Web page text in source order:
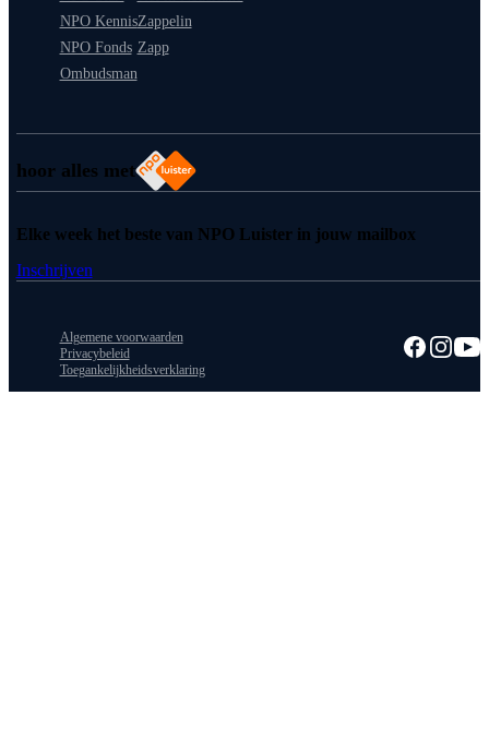
hoor alles met
NPO Kennis
NPO Fonds
Ombudsman
Zappelin
Zapp
Elke week het beste van NPO Luister in jouw mailbox
Inschrijven
Algemene voorwaarden
Privacybeleid
Toegankelijkheidsverklaring